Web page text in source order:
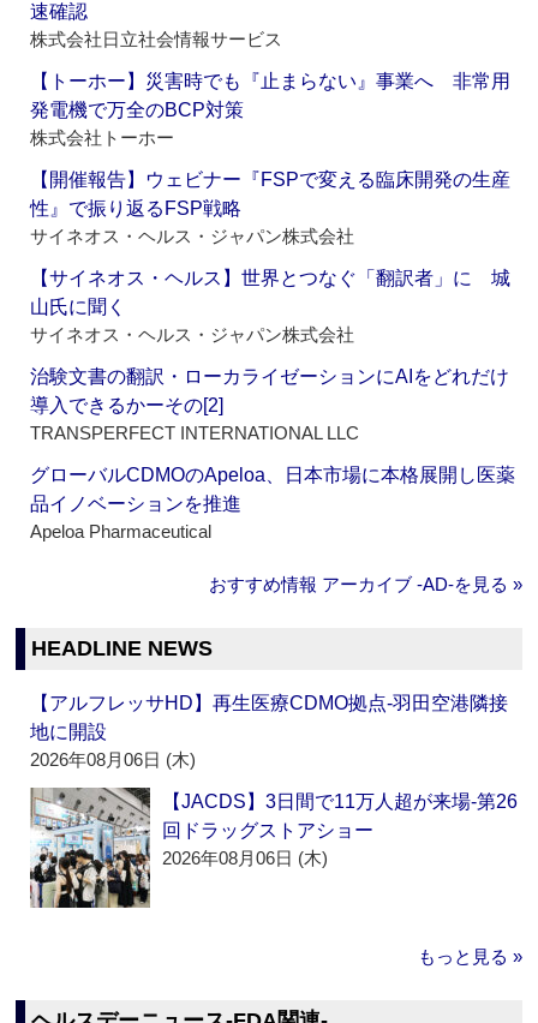
速確認
株式会社日立社会情報サービス
【トーホー】災害時でも『止まらない』事業へ 非常用
発電機で万全のBCP対策
株式会社トーホー
【開催報告】ウェビナー『FSPで変える臨床開発の生産
性』で振り返るFSP戦略
サイネオス・ヘルス・ジャパン株式会社
【サイネオス・ヘルス】世界とつなぐ「翻訳者」に 城
山氏に聞く
サイネオス・ヘルス・ジャパン株式会社
治験文書の翻訳・ローカライゼーションにAIをどれだけ
導入できるかーその[2]
TRANSPERFECT INTERNATIONAL LLC
グローバルCDMOのApeloa、日本市場に本格展開し医薬
品イノベーションを推進
Apeloa Pharmaceutical
おすすめ情報 アーカイブ ‐AD‐を見る »
HEADLINE NEWS
【アルフレッサHD】再生医療CDMO拠点‐羽田空港隣接
地に開設
2026年08月06日 (木)
【JACDS】3日間で11万人超が来場‐第26
回ドラッグストアショー
2026年08月06日 (木)
もっと見る »